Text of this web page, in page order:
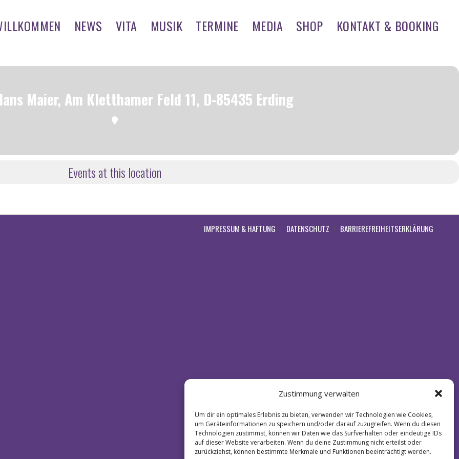
Zustimmung verwalten
Um dir ein optimales Erlebnis zu bieten, verwenden wir Technologien wie Cookies,
um Geräteinformationen zu speichern und/oder darauf zuzugreifen. Wenn du diesen
Technologien zustimmst, können wir Daten wie das Surfverhalten oder eindeutige IDs
auf dieser Website verarbeiten. Wenn du deine Zustimmung nicht erteilst oder
zurückziehst, können bestimmte Merkmale und Funktionen beeinträchtigt werden.
NEWS VITA MUSIK TERMINE MEDIA SHOP KONTAKT & BOOKING
Maier, Am Kletthamer Feld 11, D-85435 Erding
Events at this location
IMPRESSUM & HAFTUNG DATENSCHUTZ BARRIEREFREIHEITSERKLÄRUNG